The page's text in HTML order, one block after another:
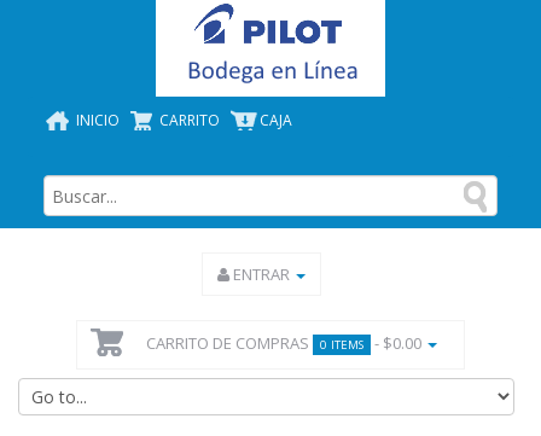
INICIO CARRITO CAJA
ENTRAR
CARRITO DE COMPRAS 0 ITEMS - $0.00